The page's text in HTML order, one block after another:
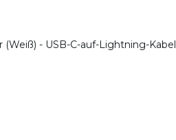
- USB-C-auf-Lightning-Kabel